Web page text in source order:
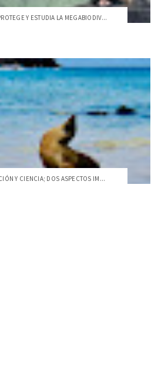
Y ESTUDIA LA MEGABIODIV...
Y CIENCIA; DOS ASPECTOS IM...